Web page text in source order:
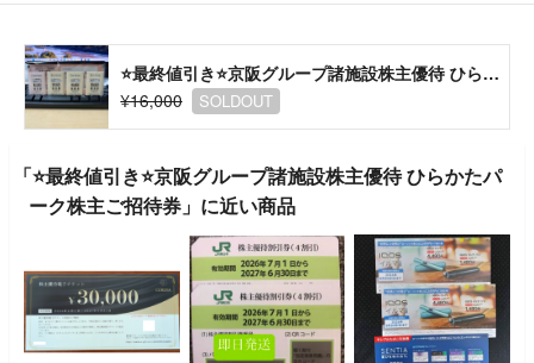
⭐️最終値引き⭐️京阪グループ諸施設株主優待 ひらかたパーク株主ご招待券
¥16,000
SOLDOUT
「⭐️最終値引き⭐️京阪グループ諸施設株主優待 ひらかたパ
ーク株主ご招待券」に近い商品